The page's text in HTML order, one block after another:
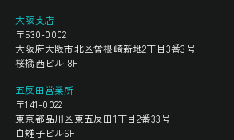
大阪支店
〒530-0002
大阪府大阪市北区曾根崎新地2丁目3番3号
桜橋西ビル 8F
五反田営業所
〒141-0022
東京都品川区東五反田1丁目2番33号
白雉子ビル6F